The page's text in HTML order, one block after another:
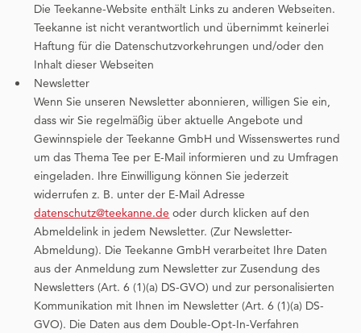
Die Teekanne-Website enthält Links zu anderen Webseiten.
Teekanne ist nicht verantwortlich und übernimmt keinerlei
Haftung für die Datenschutzvorkehrungen und/oder den
Inhalt dieser Webseiten
Newsletter
Wenn Sie unseren Newsletter abonnieren, willigen Sie ein,
dass wir Sie regelmäßig über aktuelle Angebote und
Gewinnspiele der Teekanne GmbH und Wissenswertes rund
um das Thema Tee per E-Mail informieren und zu Umfragen
eingeladen. Ihre Einwilligung können Sie jederzeit
widerrufen z. B. unter der E-Mail Adresse
datenschutz@teekanne.de oder durch klicken auf den
Abmeldelink in jedem Newsletter. (Zur Newsletter-
Abmeldung). Die Teekanne GmbH verarbeitet Ihre Daten
aus der Anmeldung zum Newsletter zur Zusendung des
Newsletters (Art. 6 (1)(a) DS-GVO) und zur personalisierten
Kommunikation mit Ihnen im Newsletter (Art. 6 (1)(a) DS-
GVO). Die Daten aus dem Double-Opt-In-Verfahren